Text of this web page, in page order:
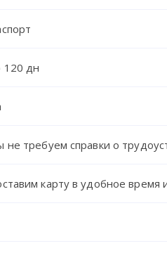
120 дн
не требуем справки о
карту в удобное время